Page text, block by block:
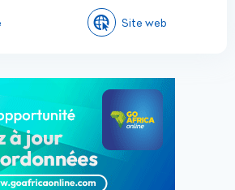
Site web